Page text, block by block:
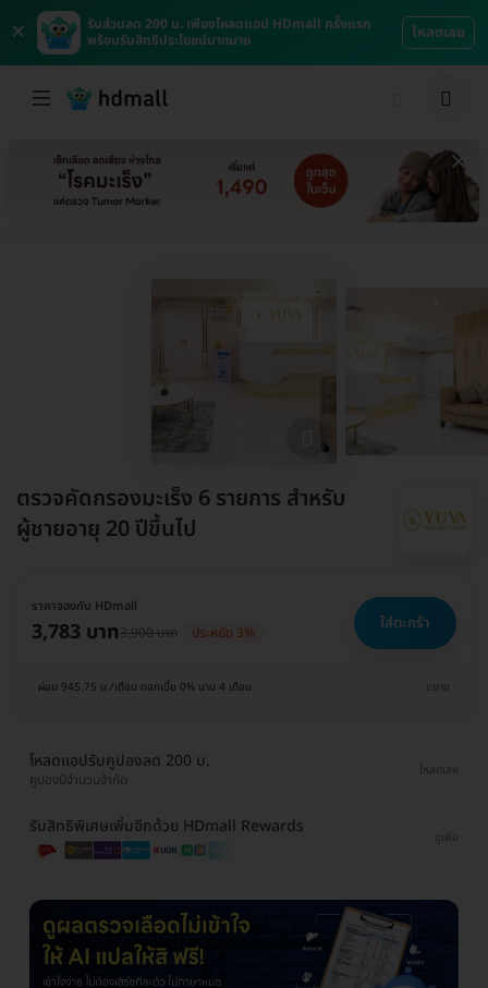
×
รับส่วนลด 200 บ. เพียงโหลดแอป HDmall ครั้งแรก
พร้อมรับสิทธิประโยชน์มากมาย
โหลดเลย
ตรวจคัดกรองมะเร็ง 6 รายการ สำหรับ
ผู้ชายอายุ 20 ปีขึ้นไป
ราคาจองกับ HDmall
3,783 บาท3,900 บาท ประหยัด 3% ใส่ตะกร้า
ผ่อน 945.75 บ./เดือน ดอกเบี้ย 0% นาน 4 เดือน ขยาย
โหลดแอปรับคูปองลด 200 บ.
คูปองมีจำนวนจำกัด
โหลดเลย
รับสิทธิพิเศษเพิ่มอีกด้วย HDmall Rewards
ดูเพิ่ม